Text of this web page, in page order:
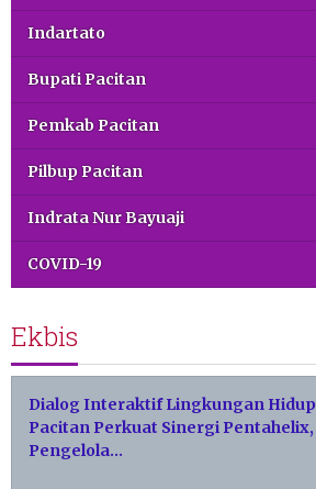
Indartato
Bupati Pacitan
Pemkab Pacitan
Pilbup Pacitan
Indrata Nur Bayuaji
COVID-19
Ekbis
Dialog Interaktif Lingkungan Hidup
Pacitan Perkuat Sinergi Pentahelix,
Pengelola…